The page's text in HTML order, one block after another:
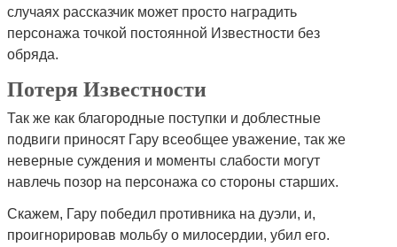
случаях рассказчик может просто наградить
персонажа точкой постоянной Известности без
обряда.
Потеря Известности
Так же как благородные поступки и доблестные
подвиги приносят Гару всеобщее уважение, так же
неверные суждения и моменты слабости могут
навлечь позор на персонажа со стороны старших.
Скажем, Гару победил противника на дуэли, и,
проигнорировав мольбу о милосердии, убил его.